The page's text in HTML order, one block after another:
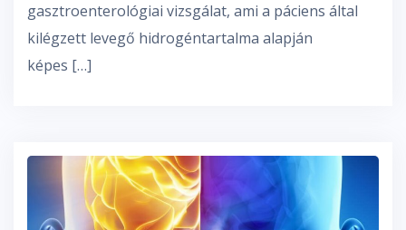
gasztroenterológiai vizsgálat, ami a páciens által
kilégzett levegő hidrogéntartalma alapján
képes […]